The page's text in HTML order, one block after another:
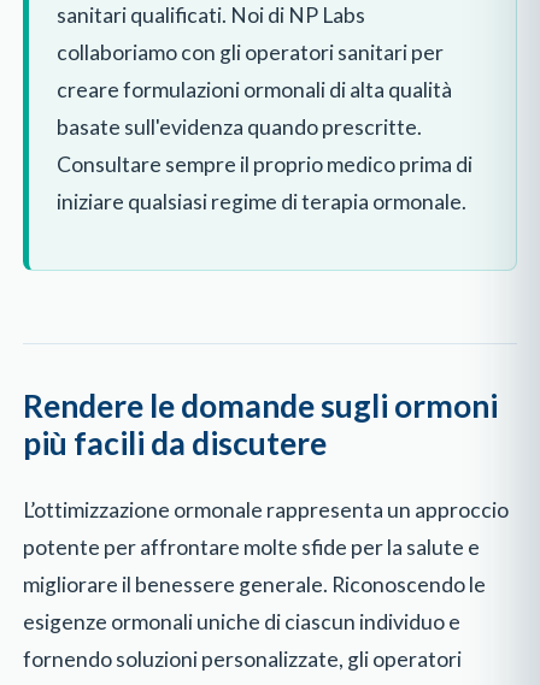
sanitari qualificati. Noi di NP Labs
collaboriamo con gli operatori sanitari per
creare formulazioni ormonali di alta qualità
basate sull'evidenza quando prescritte.
Consultare sempre il proprio medico prima di
iniziare qualsiasi regime di terapia ormonale.
Rendere le domande sugli ormoni
più facili da discutere
L’ottimizzazione ormonale rappresenta un approccio
potente per affrontare molte sfide per la salute e
migliorare il benessere generale. Riconoscendo le
esigenze ormonali uniche di ciascun individuo e
fornendo soluzioni personalizzate, gli operatori